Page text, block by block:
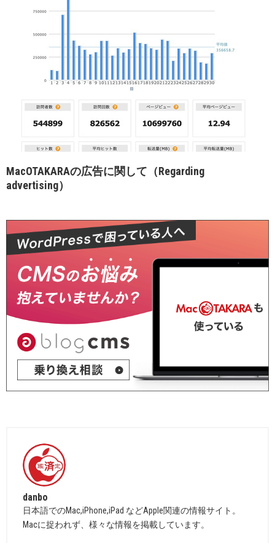
MacOTAKARAの広告に関して（Regarding
advertising）
danbo
日本語でのMac,iPhone,iPad などApple関連の情報サイト。
Macに捉われず、様々な情報を掲載しています。